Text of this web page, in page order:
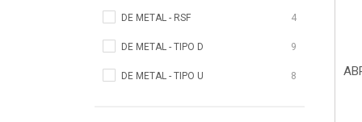
DE METAL - RSF 4
DE METAL - TIPO D 9
DE METAL - TIPO U 8